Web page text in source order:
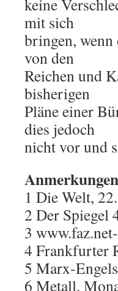
keine
mit sich
bringen,
von den
Reichen und
bisherigen
Pläne einer
dies jedoch
nicht vor und
1 Die Welt,
2 Der Spiegel
3
4 Frankfurter
5 Marx-
6 Metall,